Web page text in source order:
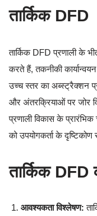
तार्किक DFD
तार्किक DFD प्रणाली के
करते हैं, तकनीकी
उच्च स्तर का अब्स्ट्रैक्शन
और अंतरक्रियाओं पर जोर
प्रणाली विकास के प्रारंभिक
को उपयोगकर्ता के
तार्किक
आवश्यकता विश्लेषण: